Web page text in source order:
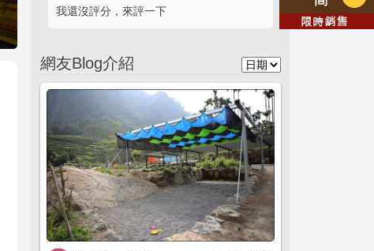
我還沒評分，來評一下
網友Blog介紹